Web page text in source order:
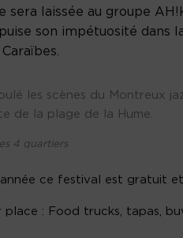
sera laissée au groupe
son impétuosité
les scènes du Montreux
de la plage de la Hume.
4 quartiers
ce festival est gratuit
place : Food trucks, tapas,